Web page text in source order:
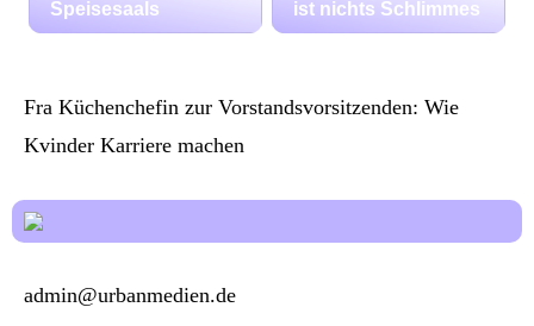
Speisesaals
ist nichts Schlimmes
Fra Küchenchefin zur Vorstandsvorsitzenden: Wie
Kvinder Karriere machen
admin@urbanmedien.de